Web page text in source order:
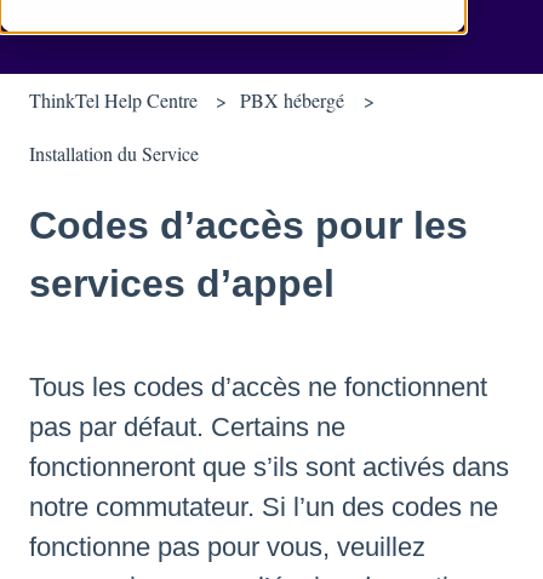
ThinkTel Help Centre PBX hébergé
Installation du Service
Codes d’accès pour les
services d’appel
Tous les codes d’accès ne fonctionnent
pas par défaut. Certains ne
fonctionneront que s’ils sont activés dans
notre commutateur. Si l’un des codes ne
fonctionne pas pour vous, veuillez